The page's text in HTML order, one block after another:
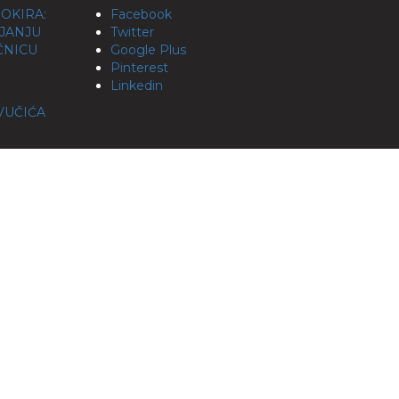
Facebook
Twitter
Google Plus
Pinterest
Linkedin